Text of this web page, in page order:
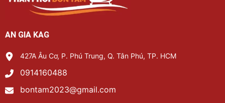
AN GIA KAG
427A Âu Cơ, P. Phú Trung, Q. Tân Phú, TP. HCM
0914160488
bontam2023@gmail.com